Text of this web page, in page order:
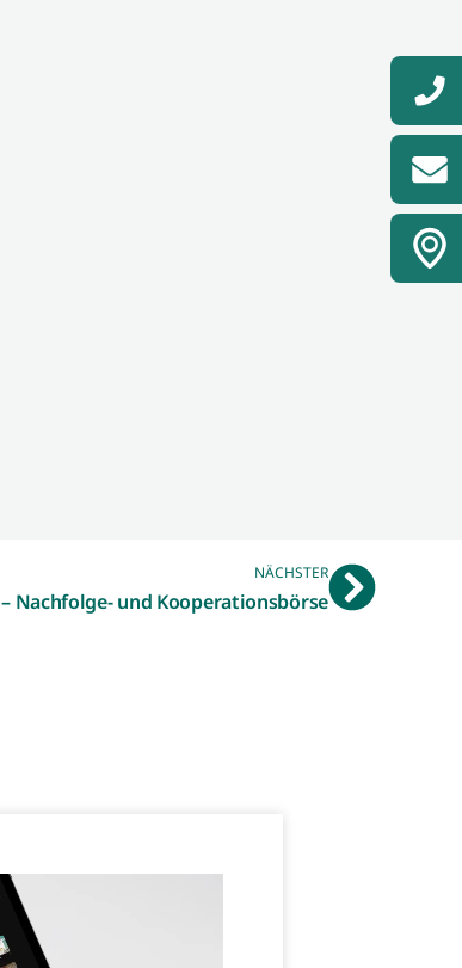
NÄCHSTER
Nachfolge- und Kooperationsbörse